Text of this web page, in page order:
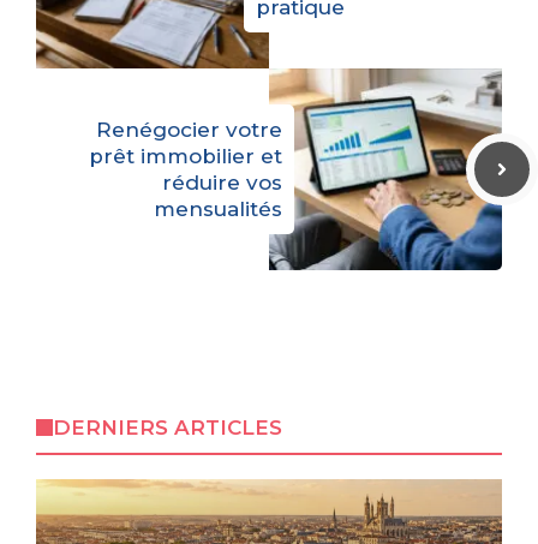
pratique
Renégocier votre
prêt immobilier et
réduire vos
mensualités
DERNIERS ARTICLES